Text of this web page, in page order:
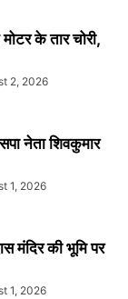
के तार चोरी,
2, 2026
नेता शिवकुमार
1, 2026
मंदिर की भूमि पर
1, 2026